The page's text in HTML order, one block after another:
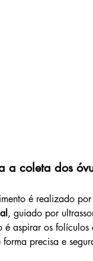
a coleta dos
é realizado por
, guiado por
é aspirar os folículos
forma precisa e